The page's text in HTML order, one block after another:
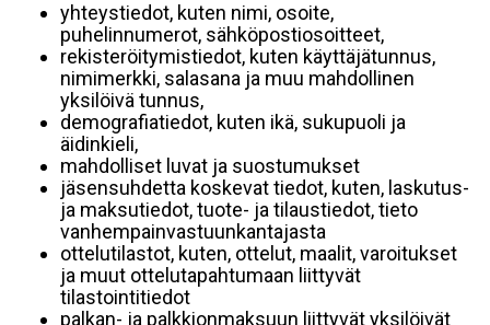
yhteystiedot, kuten nimi, osoite,
puhelinnumerot, sähköpostiosoitteet,
rekisteröitymistiedot, kuten käyttäjätunnus,
nimimerkki, salasana ja muu mahdollinen
yksilöivä tunnus,
demografiatiedot, kuten ikä, sukupuoli ja
äidinkieli,
mahdolliset luvat ja suostumukset
jäsensuhdetta koskevat tiedot, kuten, laskutus-
ja maksutiedot, tuote- ja tilaustiedot, tieto
vanhempainvastuunkantajasta
ottelutilastot, kuten, ottelut, maalit, varoitukset
ja muut ottelutapahtumaan liittyvät
tilastointitiedot
palkan- ja palkkionmaksuun liittyvät yksilöivät